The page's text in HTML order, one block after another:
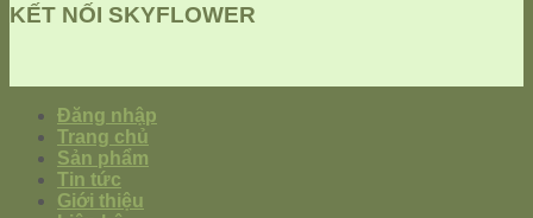
KẾT NỐI SKYFLOWER
Đăng nhập
Trang chủ
Sản phẩm
Tin tức
Giới thiệu